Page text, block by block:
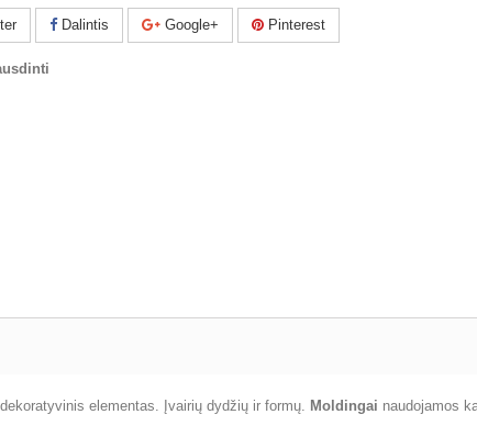
Dalintis Google+ Pinterest
elementas. Įvairių dydžių ir formų. Moldingai naudojamos